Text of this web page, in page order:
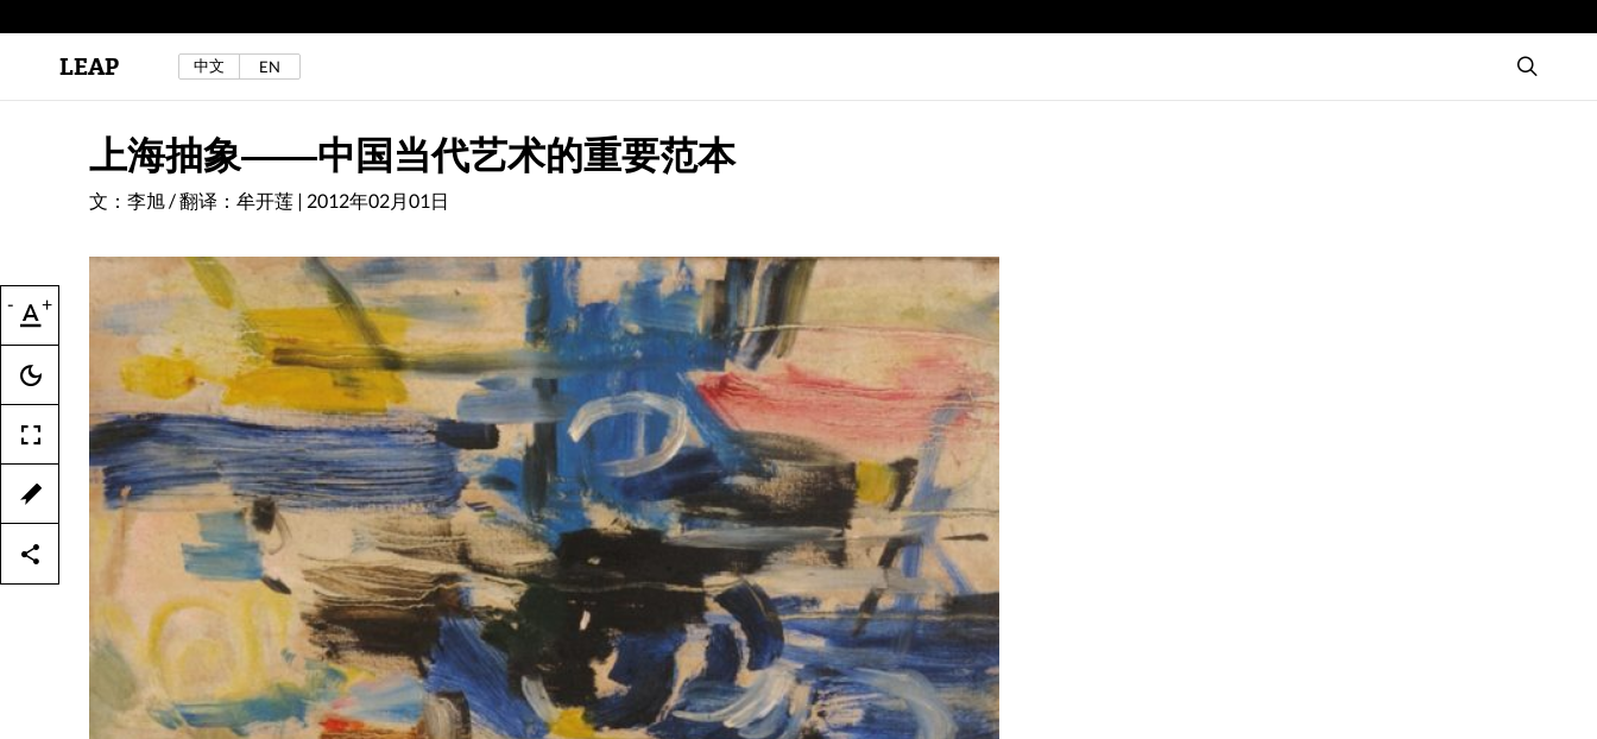
区秀诒与陈侑汝，《噩梦摇摆》，2024年。
LEAP 中文 EN
- +
上海抽象——中国当代艺术的重要范本
文：李旭 / 翻译：牟开莲 | 2012年02月01日